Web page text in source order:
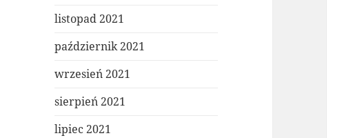
listopad 2021
październik 2021
wrzesień 2021
sierpień 2021
lipiec 2021